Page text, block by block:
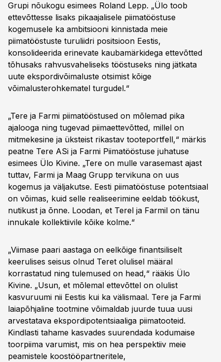
Grupi nõukogu esimees Roland Lepp. „Ülo toob
ettevõttesse lisaks pikaajalisele piimatööstuse
kogemusele ka ambitsiooni kinnistada meie
piimatööstuste turuliidri positsioon Eestis,
konsolideerida erinevate kaubamärkidega ettevõtted
tõhusaks rahvusvaheliseks tööstuseks ning jätkata
uute ekspordivõimaluste otsimist kõige
võimalusterohkematel turgudel.“
„Tere ja Farmi piimatööstused on mõlemad pika
ajalooga ning tugevad piimaettevõtted, millel on
mitmekesine ja üksteist rikastav tooteportfell,“ märkis
peatne Tere ASi ja Farmi Piimatööstuse juhatuse
esimees Ülo Kivine. „Tere on mulle varasemast ajast
tuttav, Farmi ja Maag Grupp tervikuna on uus
kogemus ja väljakutse. Eesti piimatööstuse potentsiaal
on võimas, kuid selle realiseerimine eeldab töökust,
nutikust ja õnne. Loodan, et Terel ja Farmil on tänu
innukale kollektiivile kõike kolme.“
„Viimase paari aastaga on eelkõige finantsiliselt
keerulises seisus olnud Teret olulisel määral
korrastatud ning tulemused on head,“ rääkis Ülo
Kivine. „Usun, et mõlemal ettevõttel on olulist
kasvuruumi nii Eestis kui ka välismaal. Tere ja Farmi
laiapõhjaline tootmine võimaldab juurde tuua uusi
arvestatava ekspordipotentsiaaliga piimatooteid.
Kindlasti tahame kasvades suurendada kodumaise
toorpiima varumist, mis on hea perspektiiv meie
peamistele koostööpartneritele,